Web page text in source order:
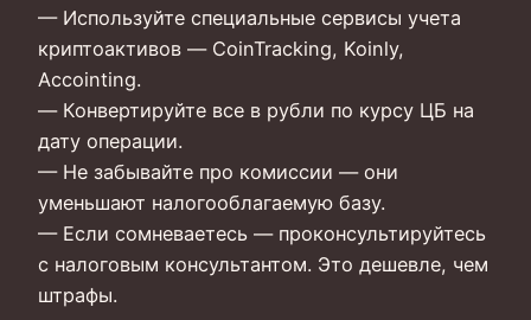
— Используйте специальные сервисы учета
криптоактивов — CoinTracking, Koinly,
Accointing.
— Конвертируйте все в рубли по курсу ЦБ на
дату операции.
— Не забывайте про комиссии — они
уменьшают налогооблагаемую базу.
— Если сомневаетесь — проконсультируйтесь
с налоговым консультантом. Это дешевле, чем
штрафы.